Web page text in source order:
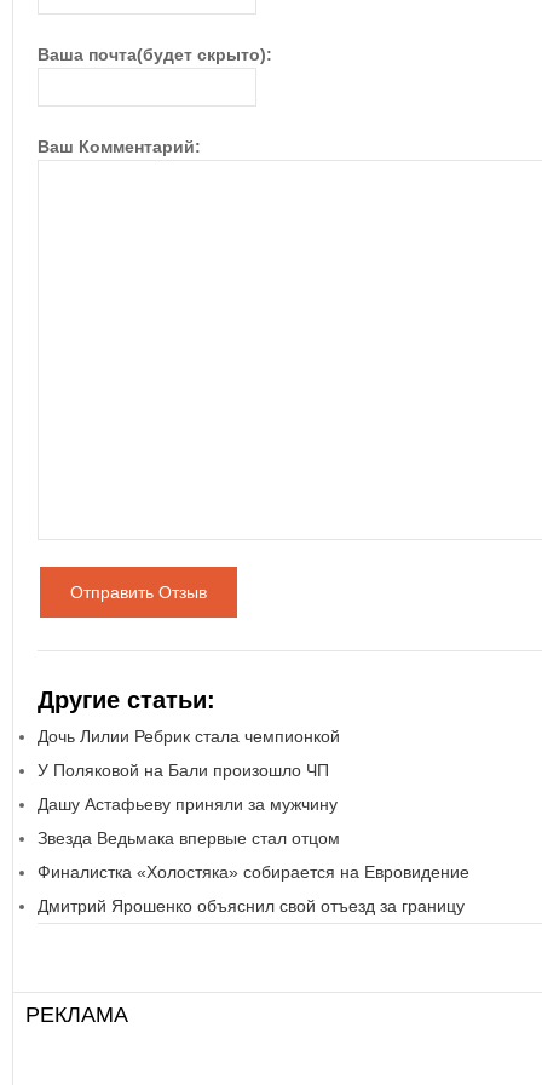
Ваша почта(будет скрыто):
Ваш Комментарий:
Отправить Отзыв
Другие статьи:
Дочь Лилии Ребрик стала чемпионкой
У Поляковой на Бали произошло ЧП
Дашу Астафьеву приняли за мужчину
Звезда Ведьмака впервые стал отцом
Финалистка «Холостяка» собирается на Евровидение
Дмитрий Ярошенко объяснил свой отъезд за границу
РЕКЛАМА